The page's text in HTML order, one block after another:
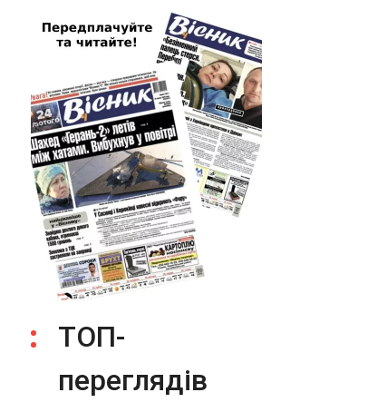
ТОП-
переглядів